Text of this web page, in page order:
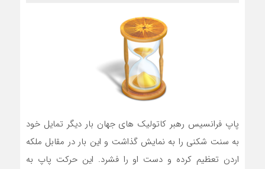
پاپ فرانسیس رهبر کاتولیک های جهان بار دیگر تمایل خود
به سنت شکنی را به نمایش گذاشت و این بار در مقابل ملکه
اردن تعظیم کرده و دست او را فشرد. این حرکت پاپ به